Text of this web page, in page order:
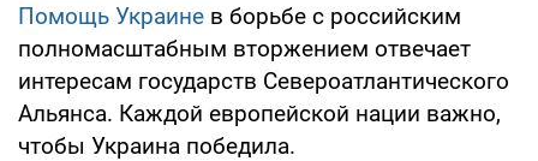
Помощь Украине в борьбе с российским
полномасштабным вторжением отвечает
интересам государств Североатлантического
Альянса. Каждой европейской нации важно,
чтобы Украина победила.